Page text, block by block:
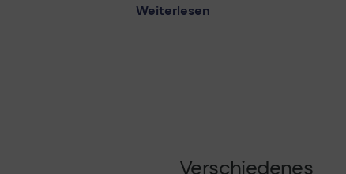
der Batterie
Fans
Weiterlesen
Verschiedenes